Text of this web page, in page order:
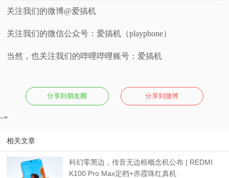
关注我们的微博@爱搞机
关注我们的微信公众号：爱搞机（playphone）
当然，也关注我们的哔哩哔哩账号：爱搞机
分享到朋友圈 分享到微博
-->
相关文章
科幻零黑边，传音无边框概念机公布 | REDMI
K100 Pro Max定档+赤霞珠红真机